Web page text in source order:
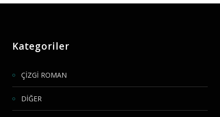
Kategoriler
ÇİZGİ ROMAN
DİĞER